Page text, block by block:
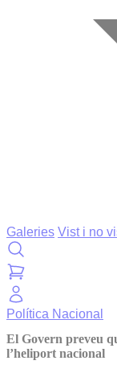
Galeries Vist i no
Política Nacional
El Govern preveu
l’heliport nacional